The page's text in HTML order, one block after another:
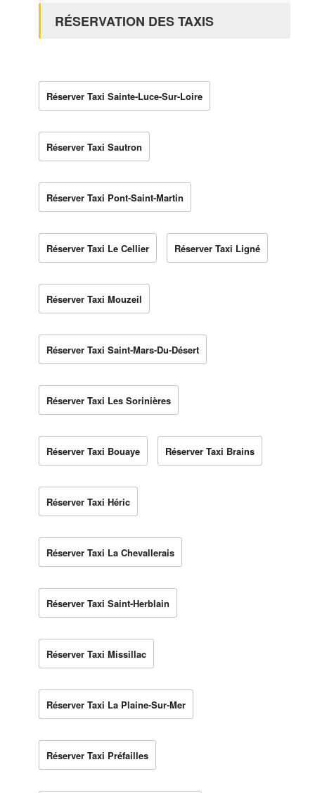
RÉSERVATION DES TAXIS
Réserver Taxi Sainte-Luce-Sur-Loire
Réserver Taxi Sautron
Réserver Taxi Pont-Saint-Martin
Réserver Taxi Le Cellier Réserver Taxi Ligné
Réserver Taxi Mouzeil
Réserver Taxi Saint-Mars-Du-Désert
Réserver Taxi Les Sorinières
Réserver Taxi Bouaye Réserver Taxi Brains
Réserver Taxi Héric
Réserver Taxi La Chevallerais
Réserver Taxi Saint-Herblain
Réserver Taxi Missillac
Réserver Taxi La Plaine-Sur-Mer
Réserver Taxi Préfailles